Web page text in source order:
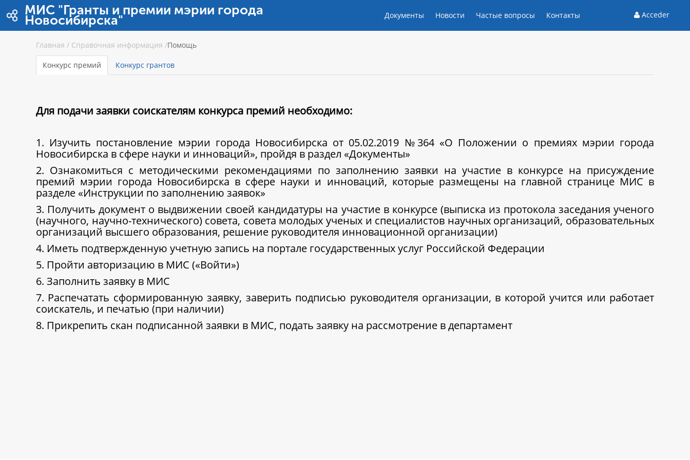
Saltar al contenido
МИС "Гранты и премии мэрии города
Новосибирска" Документы Новости Частые вопросы Контакты Acceder
Главная / Справочная информация /Помощь
Конкурс премий Конкурс грантов
Для подачи заявки соискателям конкурса премий необходимо:
1. Изучить постановление мэрии города Новосибирска от 05.02.2019 №364 «О Положении о премиях мэрии города
Новосибирска в сфере науки и инноваций», пройдя в раздел «Документы»
2. Ознакомиться с методическими рекомендациями по заполнению заявки на участие в конкурсе на присуждение
премий мэрии города Новосибирска в сфере науки и инноваций, которые размещены на главной странице МИС в
разделе «Инструкции по заполнению заявок»
3. Получить документ о выдвижении своей кандидатуры на участие в конкурсе (выписка из протокола заседания ученого
(научного, научно-технического) совета, совета молодых ученых и специалистов научных организаций, образовательных
организаций высшего образования, решение руководителя инновационной организации)
4. Иметь подтвержденную учетную запись на портале государственных услуг Российской Федерации
5. Пройти авторизацию в МИС («Войти»)
6. Заполнить заявку в МИС
7. Распечатать сформированную заявку, заверить подписью руководителя организации, в которой учится или работает
соискатель, и печатью (при наличии)
8. Прикрепить скан подписанной заявки в МИС, подать заявку на рассмотрение в департамент